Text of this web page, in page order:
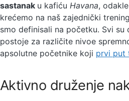
sastanak u kafiću Havana,
krećemo na naš zajednički
smo definisali na početku. Svi su
postoje za različite nivoe
apsolutne početnike koji prvi put
Aktivno druženje